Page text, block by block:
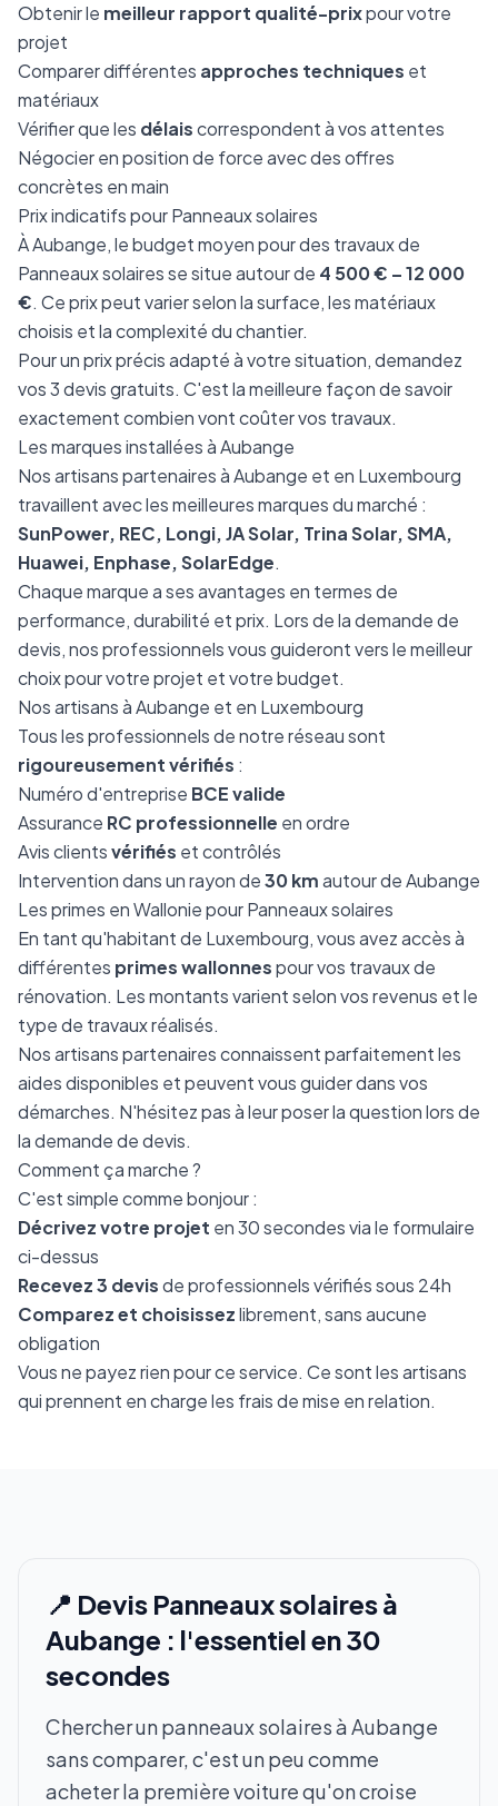
Obtenir le meilleur rapport qualité-prixpour votre
projet
Comparer différentes approches techniques et
matériaux
Vérifier que les délaiscorrespondent à vos attentes
Négocier en position de force avec des offres
concrètes en main
Prix indicatifs pour Panneaux solaires
À Aubange, le budget moyen pour des travaux de
Panneaux solaires se situe autour de 4 500 € – 12 000
€. Ce prix peut varier selon la surface, les matériaux
choisis et la complexité du chantier.
Pour un prix précis adapté à votre situation, demandez
vos 3 devis gratuits. C'est la meilleure façon de savoir
exactement combien vont coûter vos travaux.
Les marques installées à Aubange
Nos artisans partenaires à Aubange et en Luxembourg
travaillent avec les meilleures marques du marché :
SunPower, REC, Longi, JA Solar, Trina Solar, SMA,
Huawei, Enphase, SolarEdge.
Chaque marque a ses avantages en termes de
performance, durabilité et prix. Lors de la demande de
devis, nos professionnels vous guideront vers le meilleur
choix pour votre projet et votre budget.
Nos artisans à Aubange et en Luxembourg
Tous les professionnels de notre réseau sont
rigoureusement vérifiés :
Numéro d'entreprise BCE valide
Assurance RC professionnelle en ordre
Avis clientsvérifiés et contrôlés
Intervention dans un rayon de30 kmautour de Aubange
Les primes en Wallonie pour Panneaux solaires
En tant qu'habitant de Luxembourg, vous avez accès à
différentes primes wallonnespour vos travaux de
rénovation. Les montants varient selon vos revenus et le
type de travaux réalisés.
Nos artisans partenaires connaissent parfaitement les
aides disponibles et peuvent vous guider dans vos
démarches. N'hésitez pas à leur poser la question lors de
la demande de devis.
Comment ça marche ?
C'est simple comme bonjour :
Décrivez votre projet en 30 secondes via le formulaire
ci-dessus
Recevez 3 devisde professionnels vérifiés sous 24h
Comparez et choisissezlibrement, sans aucune
obligation
Vous ne payez rien pour ce service. Ce sont les artisans
qui prennent en charge les frais de mise en relation.
📍 Devis Panneaux solaires à
Aubange : l'essentiel en 30
secondes
Chercher un panneaux solaires à Aubange
sans comparer, c'est un peu comme
acheter la première voiture qu'on croise